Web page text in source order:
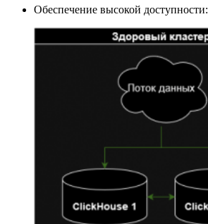
Обеспечение высокой доступности: